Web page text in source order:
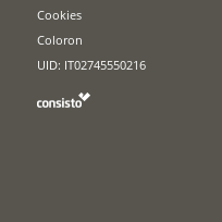
Cookies
Coloron
UID: IT02745550216